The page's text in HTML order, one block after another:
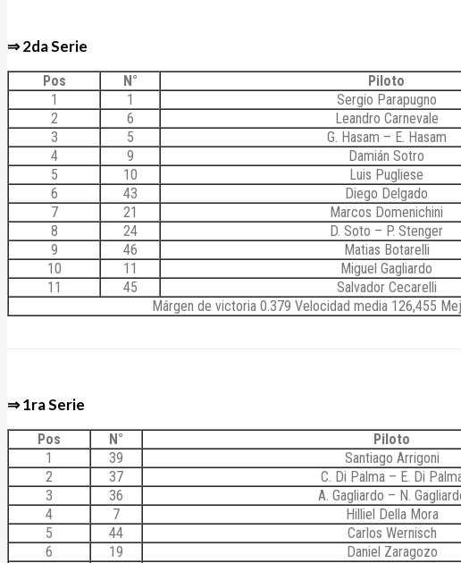
⇒ 2da Serie
Pos N° Piloto
1
1 Sergio Parapugno
2
6 Leandro Carnevale
3
5 G. Hasam – E. Hasam
4
9 Damián Sotro
5
10 Luis Pugliese
6
43 Diego Delgado
7
21 Marcos Domenichini
8
24 D. Soto – P. Stenger
9
46 Matias Botarelli
10
11 Miguel Gagliardo
11
45 Salvador Cecarelli
Márgen de victoria 0.379 Velocidad media 126,455
⇒ 1ra Serie
Pos N° Piloto
1
39 Santiago Arrigoni
2
37 C. Di Palma – E. Di
3
36 A. Gagliardo – N.
4
7 Hilliel Della Mora
5
44 Carlos Wernisch
6
19 Daniel Zaragozo